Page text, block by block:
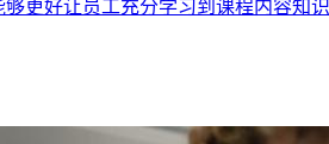
好让员工充分学习到课程内容知